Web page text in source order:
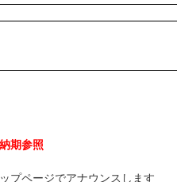
期参照
プページでアナウンスします